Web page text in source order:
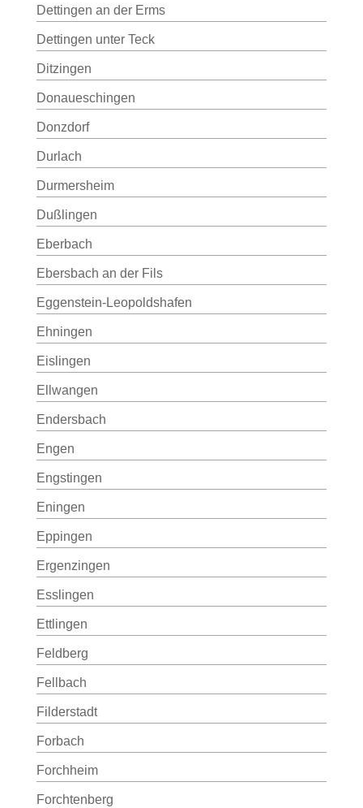
Dettingen an der Erms
Dettingen unter Teck
Ditzingen
Donaueschingen
Donzdorf
Durlach
Durmersheim
Dußlingen
Eberbach
Ebersbach an der Fils
Eggenstein-Leopoldshafen
Ehningen
Eislingen
Ellwangen
Endersbach
Engen
Engstingen
Eningen
Eppingen
Ergenzingen
Esslingen
Ettlingen
Feldberg
Fellbach
Filderstadt
Forbach
Forchheim
Forchtenberg